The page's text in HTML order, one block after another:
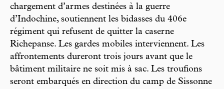
chargement d’armes destinées à la guerre
d’Indochine, soutiennent les bidasses du 406e
régiment qui refusent de quitter la caserne
Richepanse. Les gardes mobiles interviennent. Les
affrontements dureront trois jours avant que le
bâtiment militaire ne soit mis à sac. Les troufions
seront embarqués en direction du camp de Sissonne